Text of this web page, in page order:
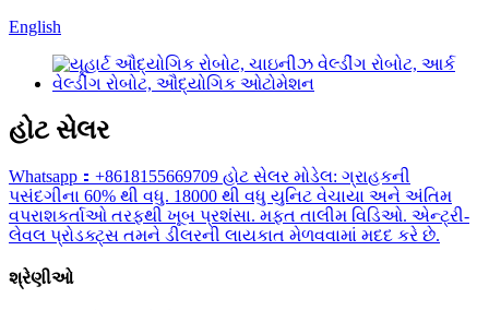
English
હોટ સેલર
Whatsapp：+8618155669709 હોટ સેલર મોડેલ: ગ્રાહકની
પસંદગીના 60% થી વધુ. 18000 થી વધુ યુનિટ વેચાયા અને અંતિમ
વપરાશકર્તાઓ તરફથી ખૂબ પ્રશંસા. મફત તાલીમ વિડિઓ. એન્ટ્રી-
લેવલ પ્રોડક્ટ્સ તમને ડીલરની લાયકાત મેળવવામાં મદદ કરે છે.
શ્રેણીઓ